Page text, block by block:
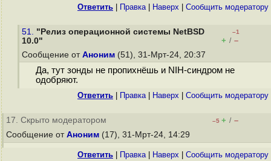
Ответить Правка| Наверх Cообщить модератору
51. "Релиз операционной системы NetBSD
10.0"
–1
+ / –
Сообщение от Аноним (51), 31-Мрт-24, 20:37
Да, тут зонды не пропихнёшь и NIH-синдром не
одобряют.
Ответить Правка| Наверх Cообщить модератору
17. Скрыто модератором –5 + / –
Сообщение от Аноним (17), 31-Мрт-24, 14:29
Ответить Правка| Наверх Cообщить модератору